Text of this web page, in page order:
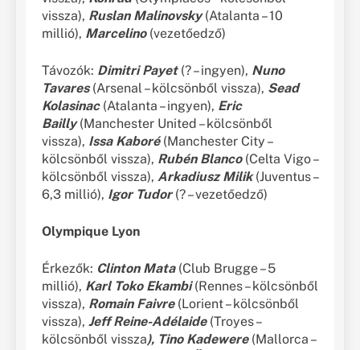
vissza), Ruslan Malinovsky(Atalanta – 10
millió), Marcelino (vezetőedző)
Távozók: Dimitri Payet(? – ingyen), Nuno
Tavares(Arsenal – kölcsönből vissza), Sead
Kolasinac(Atalanta – ingyen), Eric
Bailly(Manchester United – kölcsönből
vissza), Issa Kaboré(Manchester City –
kölcsönből vissza), Rubén Blanco(Celta Vigo –
kölcsönből vissza), Arkadiusz Milik(Juventus –
6,3 millió), Igor Tudor(? – vezetőedző)
Olympique Lyon
Érkezők: Clinton Mata (Club Brugge – 5
millió), Karl Toko Ekambi(Rennes – kölcsönből
vissza), Romain Faivre (Lorient – kölcsönből
vissza), Jeff Reine-Adélaide (Troyes –
kölcsönből vissza), Tino Kadewere (Mallorca –